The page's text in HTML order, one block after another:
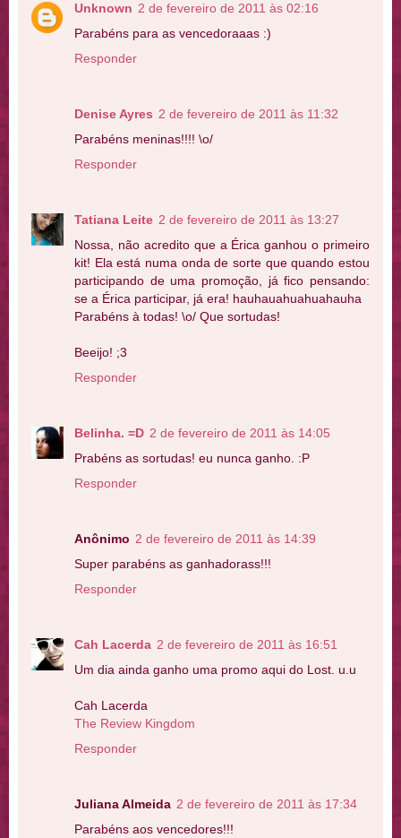
Unknown 2 de fevereiro de 2011 às 02:16
Parabéns para as vencedoraaas :)
Responder
Denise Ayres 2 de fevereiro de 2011 às 11:32
Parabéns meninas!!!! \o/
Responder
Tatiana Leite 2 de fevereiro de 2011 às 13:27
Nossa, não acredito que a Érica ganhou o primeiro
kit! Ela está numa onda de sorte que quando estou
participando de uma promoção, já fico pensando:
se a Érica participar, já era! hauhauahuahuahauha
Parabéns à todas! \o/ Que sortudas!
Beeijo! ;3
Responder
Belinha. =D 2 de fevereiro de 2011 às 14:05
Prabéns as sortudas! eu nunca ganho. :P
Responder
Anônimo 2 de fevereiro de 2011 às 14:39
Super parabéns as ganhadorass!!!
Responder
Cah Lacerda 2 de fevereiro de 2011 às 16:51
Um dia ainda ganho uma promo aqui do Lost. u.u
Cah Lacerda
The Review Kingdom
Responder
Juliana Almeida 2 de fevereiro de 2011 às 17:34
Parabéns aos vencedores!!!